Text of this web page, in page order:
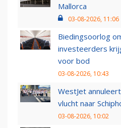
Mallorca
03-08-2026, 11:06
Biedingsoorlog
investeerders
voor bod
03-08-2026, 10:43
WestJet
vlucht naar
03-08-2026, 10:02